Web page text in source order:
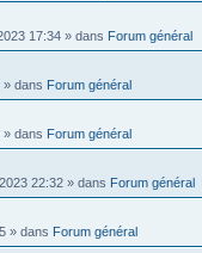
17:34 » dans Forum général
» dans Forum général
» dans Forum général
22:32 » dans Forum général
» dans Forum général